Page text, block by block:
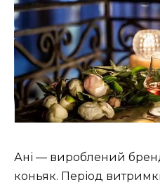
Ані — вироблений
коньяк. Період